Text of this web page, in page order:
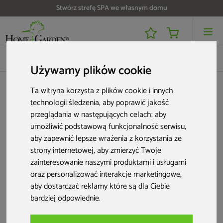
Używamy plików cookie
Ta witryna korzysta z plików cookie i innych
technologii śledzenia, aby poprawić jakość
przeglądania w następujących celach:aby
umożliwić podstawową funkcjonalność serwisu,
aby zapewnić lepsze wrażenia z korzystania ze
strony internetowej,aby zmierzyć Twoje
zainteresowanie naszymi produktami i usługami
oraz personalizować interakcje marketingowe,
aby dostarczać reklamy które są dla Ciebie
bardziej odpowiednie.
Stwórz strefę SPA we własnym domu
Stewi
Niektóre firmy mają bardzo wąską specjalizację, ale to dzięki temu
potrafią dopracować swoje produkty w najmniejszych szczegółach.
Właśnie tak jest zeszwajcarską marką Stewi, założoną w 1947 roku.
Jej asortyment, w tym główniesuszarki do prania, wyróżnia się
eleganckim designem, wytrzymałością i długą żywotnością.
Sprawdzi się on w mniejszych mieszkaniach, dużych domach, a także w
przestrzeniach wewnętrznych i zewnętrznych. Marka stawia na
rozwiązania, które pomagają wygodnie zorganizować przestrzeń i
ułatwiają użytkownikom wykonywanie codziennych obowiązków.
3 produkty